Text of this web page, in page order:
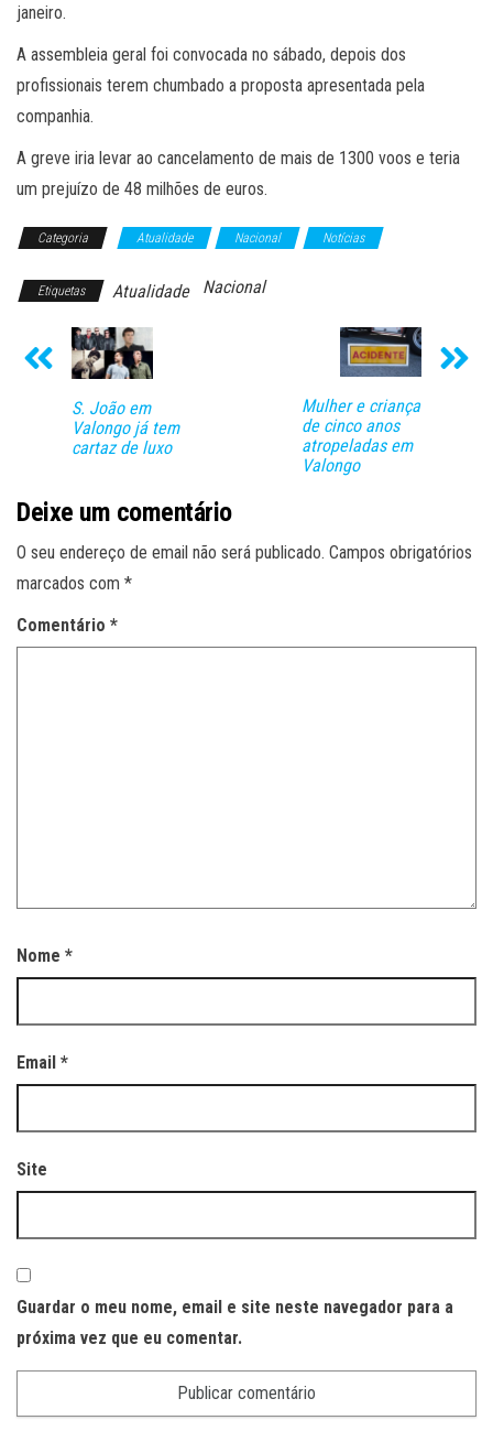
janeiro.
A assembleia geral foi convocada no sábado, depois dos
profissionais terem chumbado a proposta apresentada pela
companhia.
A greve iria levar ao cancelamento de mais de 1300 voos e teria
um prejuízo de 48 milhões de euros.
Categoria Atualidade Nacional Notícias
Etiquetas Atualidade Nacional
S. João em
Valongo já tem
cartaz de luxo
Mulher e criança
de cinco anos
atropeladas em
Valongo
Deixe um comentário
O seu endereço de email não será publicado. Campos obrigatórios
marcados com *
Comentário *
Nome *
Email *
Site
Guardar o meu nome, email e site neste navegador para a
próxima vez que eu comentar.